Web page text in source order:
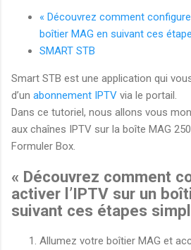
« Découvrez comment
boîtier MAG en suivant ces
SMART STB
Smart STB est une application qui
d’un abonnement IPTV via le portail.
Dans ce tutoriel, nous allons vous
aux chaînes IPTV sur la boîte MAG
Formuler Box.
« Découvrez comment
activer l’IPTV sur un
suivant ces étapes
Allumez votre boîtier MAG et